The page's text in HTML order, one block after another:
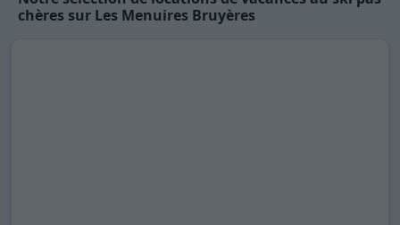
chères sur Les Menuires Bruyères